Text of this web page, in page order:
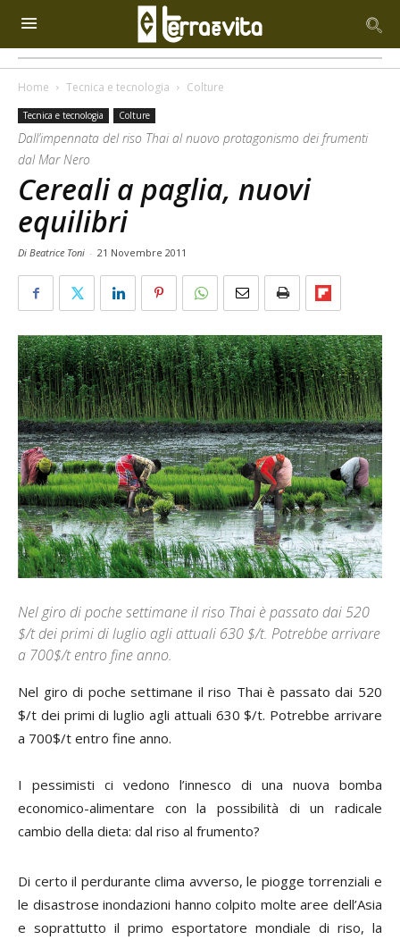
Home Tecnica e tecnologia Colture
Tecnica e tecnologia Colture
Dall’impennata del riso Thai al nuovo protagonismo dei frumenti
dal Mar Nero
Cereali a paglia, nuovi
equilibri
Di Beatrice Toni - 21 Novembre 2011
Nel giro di poche settimane il riso Thai è passato dai 520
$/t dei primi di luglio agli attuali 630 $/t. Potrebbe arrivare
a 700$/t entro fine anno.
Nel giro di poche settimane il riso Thai è passato dai 520
$/t dei primi di luglio agli attuali 630 $/t. Potrebbe arrivare
a 700$/t entro fine anno.
I pessimisti ci vedono l’innesco di una nuova bomba
economico-alimentare con la possibilità di un radicale
cambio della dieta: dal riso al frumento?
Di certo il perdurante clima avverso, le piogge torrenziali e
le disastrose inondazioni hanno colpito molte aree dell’Asia
e soprattutto il primo esportatore mondiale di riso, la